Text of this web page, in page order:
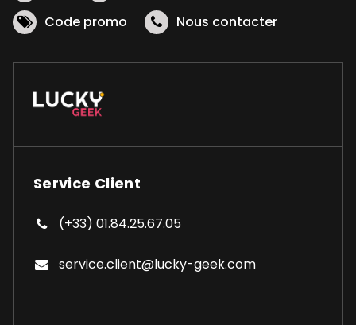
du
Code promo
Nous contacter
Service Client
(+33) 01.84.25.67.05
service.client@lucky-geek.com